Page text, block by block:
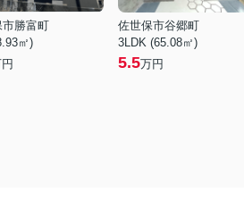
市勝富町
㎡)
佐世保市谷郷町
3LDK (65.08㎡)
5.5万円